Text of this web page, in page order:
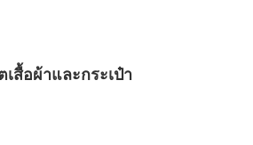
สื้อผ้าและกระเป๋า